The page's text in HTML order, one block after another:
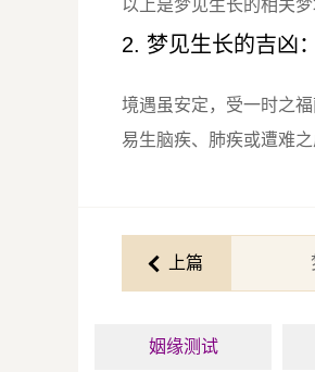
以上是梦见生长的相关
2. 梦见生长的吉凶：
境遇虽安定，受一时之
易生脑疾、肺疾或遭难
上篇
姻缘测试